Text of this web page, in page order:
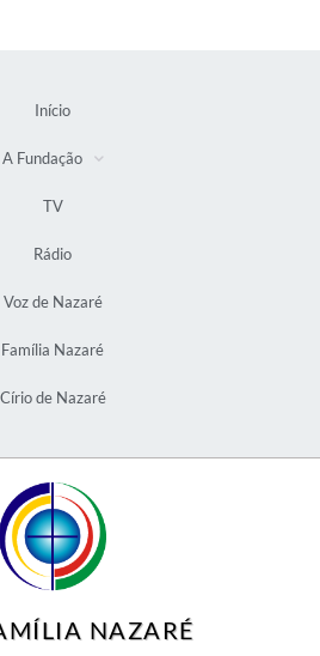
Início
A Fundação
TV
Rádio
Voz de Nazaré
Família Nazaré
Círio de Nazaré
NAZARÉ